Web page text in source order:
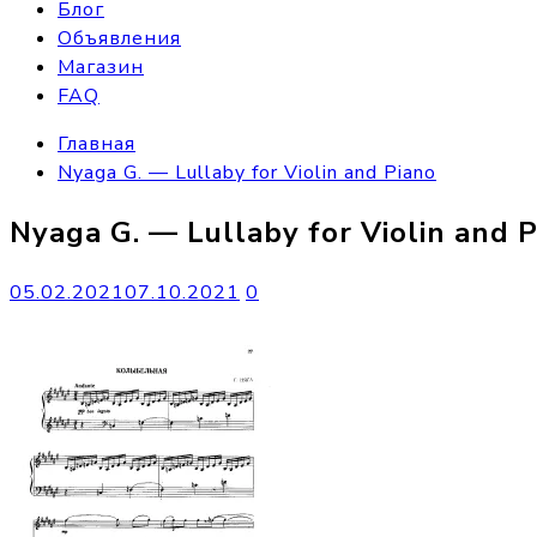
Блог
Объявления
Магазин
FAQ
Главная
Nyaga G. — Lullaby for Violin and Piano
Nyaga G. — Lullaby for Violin and
05.02.202107.10.2021 0